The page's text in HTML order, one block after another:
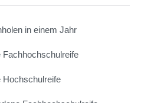
in einem Jahr
Fachhochschulreife
Hochschulreife